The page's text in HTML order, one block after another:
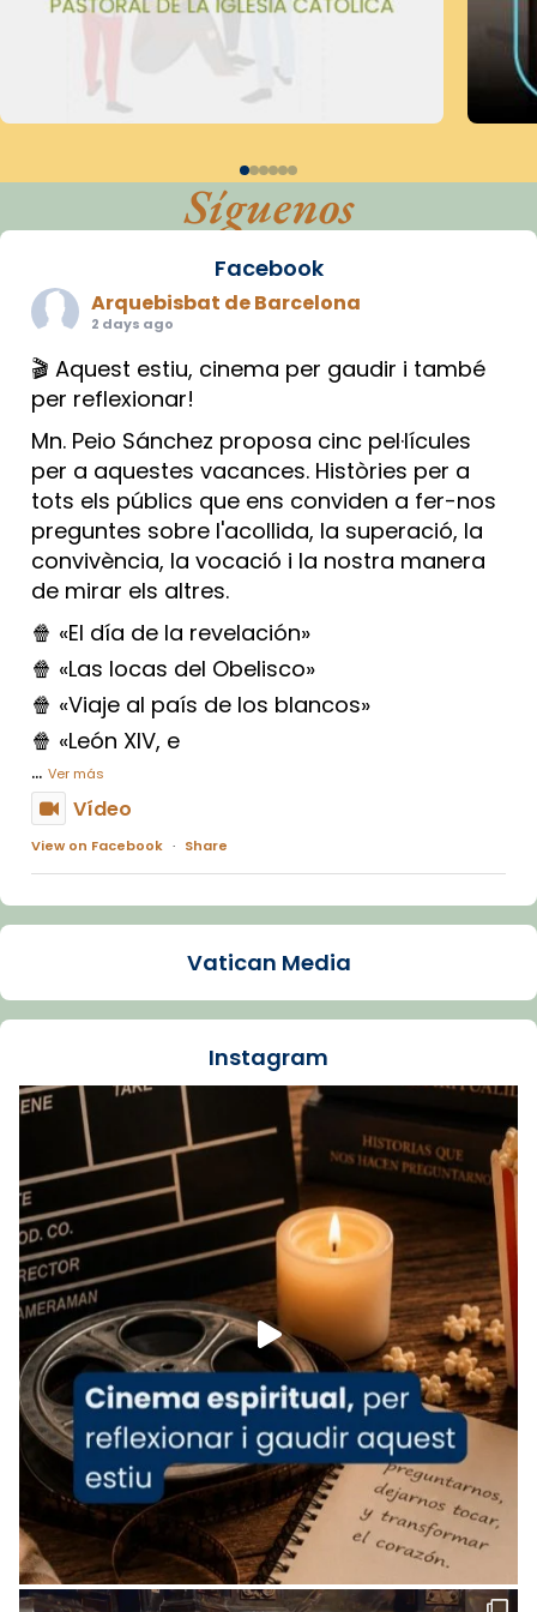
Síguenos
Facebook
Arquebisbat de Barcelona
2 days ago
🎬 Aquest estiu, cinema per gaudir i també
per reflexionar!
Mn. Peio Sánchez proposa cinc pel·lícules
per a aquestes vacances. Històries per a
tots els públics que ens conviden a fer-nos
preguntes sobre l'acollida, la superació, la
convivència, la vocació i la nostra manera
de mirar els altres.
🍿 «El día de la revelación»
🍿 «Las locas del Obelisco»
🍿 «Viaje al país de los blancos»
🍿 «León XIV, e
... Ver más
Vídeo
View on Facebook · Share
Arquebisbat de Barcelona
La Carmina va patir depressió. Fa gairebé
dos mesos, a l'Estadi Lluís Companys, la
Recupera l'entrevista comp
Vatican
tican News 👇
www.vaticannews.va/es/iglesia/news/2026-
07/carmina-historia-depresion-papa-viaje-
espana-testimoni...
Foto
View on Facebook · Share
Arquebisbat de Barcelona
1 week ago
«Avui les santes Juliana i Semproniana ens
ajuden a alçar la mirada»
Mons. Sergi Gordo, bisbe de Tortosa, ha
presidit aquest 27 de juliol la missa de Les
Santes de Mataró.
Vatican Media
Instagram